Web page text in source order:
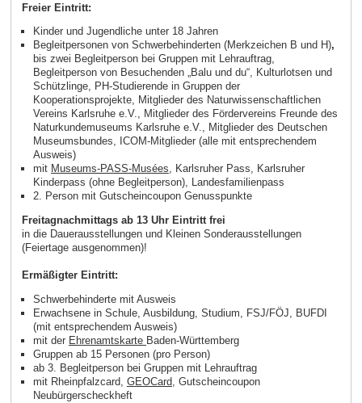
Freier Eintritt:
Kinder und Jugendliche unter 18 Jahren
Begleitpersonen von Schwerbehinderten (Merkzeichen B und H),
bis zwei Begleitperson bei Gruppen mit Lehrauftrag,
Begleitperson von Besuchenden „Balu und du“, Kulturlotsen und
Schützlinge, PH-Studierende in Gruppen der
Kooperationsprojekte, Mitglieder des Naturwissenschaftlichen
Vereins Karlsruhe e.V., Mitglieder des Fördervereins Freunde des
Naturkundemuseums Karlsruhe e.V., Mitglieder des Deutschen
Museumsbundes, ICOM-Mitglieder (alle mit entsprechendem
Ausweis)
mit Museums-PASS-Musées, Karlsruher Pass, Karlsruher
Kinderpass (ohne Begleitperson), Landesfamilienpass
2. Person mit Gutscheincoupon Genusspunkte
Freitagnachmittags ab 13 Uhr Eintritt frei
in die Dauerausstellungen und Kleinen Sonderausstellungen
(Feiertage ausgenommen)!
Ermäßigter Eintritt:
Schwerbehinderte mit Ausweis
Erwachsene in Schule, Ausbildung, Studium, FSJ/FÖJ, BUFDI
(mit entsprechendem Ausweis)
mit der Ehrenamtskarte Baden-Württemberg
Gruppen ab 15 Personen (pro Person)
ab 3. Begleitperson bei Gruppen mit Lehrauftrag
mit Rheinpfalzcard, GEOCard, Gutscheincoupon
Neubürgerscheckheft